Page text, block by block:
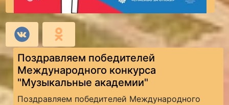
Поздравляем победителей
Международного конкурса
"Музыкальные академии"
Поздравляем победителей Международного